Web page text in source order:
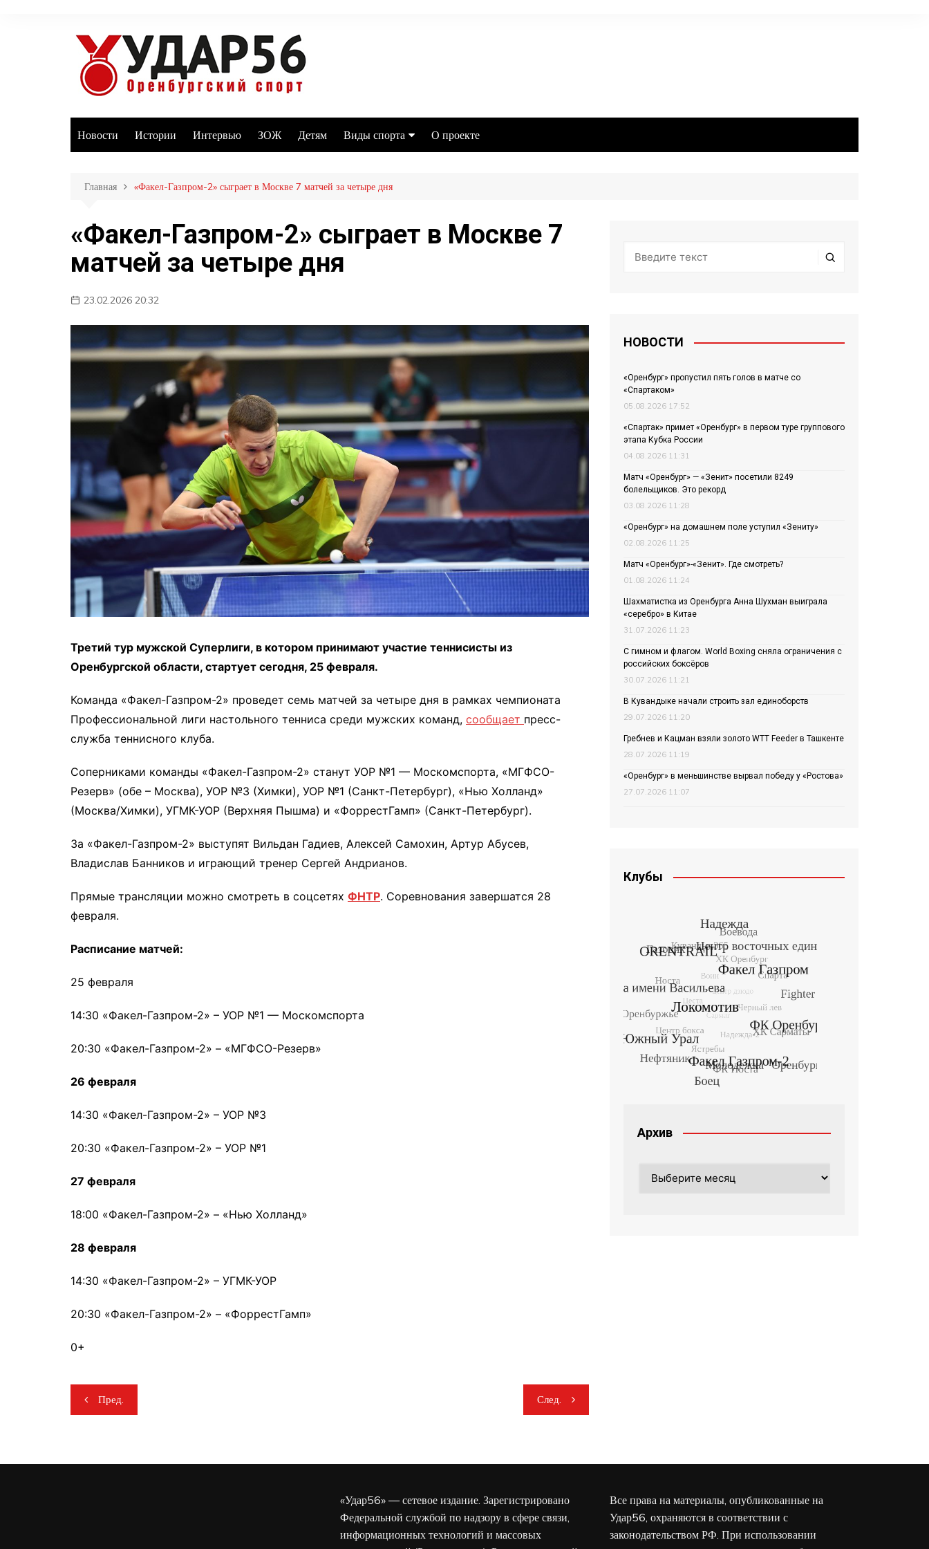
Новости Истории Интервью ЗОЖ Детям Виды спорта
MMA
Баскетбол
Бег
Дзюдо
Волейбол
Тяжелая атлетика
Водные виды спорта
Хоккей с мячом
Автоспорт
Остальное
О проекте
Главная «Факел-Газпром-2» сыграет в Москве 7 матчей за четыре дня
«Факел-Газпром-2» сыграет в Москве 7
матчей за четыре дня
23.02.2026 20:32
Третий тур мужской Суперлиги, в котором принимают участие теннисисты из
Оренбургской области, стартует сегодня, 25 февраля.
Команда «Факел-Газпром-2» проведет семь матчей за четыре дня в рамках чемпионата
Профессиональной лиги настольного тенниса среди мужских команд, сообщает пресс-
служба теннисного клуба.
Соперниками команды «Факел-Газпром-2» станут УОР №1 — Москомспорта, «МГФСО-
Резерв» (обе – Москва), УОР №3 (Химки), УОР №1 (Санкт-Петербург), «Нью Холланд»
(Москва/Химки), УГМК-УОР (Верхняя Пышма) и «ФоррестГамп» (Санкт-Петербург).
За «Факел-Газпром-2» выступят Вильдан Гадиев, Алексей Самохин, Артур Абусев,
Владислав Банников и играющий тренер Сергей Андрианов.
Прямые трансляции можно смотреть в соцсетях ФНТР. Соревнования завершатся 28
февраля.
Расписание матчей:
25 февраля
14:30 «Факел-Газпром-2» – УОР №1 — Москомспорта
20:30 «Факел-Газпром-2» – «МГФСО-Резерв»
26 февраля
14:30 «Факел-Газпром-2» – УОР №3
20:30 «Факел-Газпром-2» – УОР №1
27 февраля
18:00 «Факел-Газпром-2» – «Нью Холланд»
28 февраля
14:30 «Факел-Газпром-2» – УГМК-УОР
20:30 «Факел-Газпром-2» – «ФоррестГамп»
0+
Навигация
по
Пред. След.
НОВОСТИ
«Оренбург» пропустил пять голов в матче со
«Спартаком»
05.08.2026 17:52
«Спартак» примет «Оренбург» в первом туре группового
этапа Кубка России
04.08.2026 11:31
Матч «Оренбург» — «Зенит» посетили 8249
болельщиков. Это рекорд
03.08.2026 11:28
«Оренбург» на домашнем поле уступил «Зениту»
02.08.2026 11:25
Матч «Оренбург»-«Зенит». Где смотреть?
01.08.2026 11:24
Шахматистка из Оренбурга Анна Шухман выиграла
«серебро» в Китае
31.07.2026 11:23
С гимном и флагом. World Boxing сняла ограничения с
российских боксёров
30.07.2026 11:21
В Кувандыке начали строить зал единоборств
29.07.2026 11:20
Гребнев и Кацман взяли золото WTT Feeder в Ташкенте
28.07.2026 11:19
«Оренбург» в меньшинстве вырвал победу у «Ростова»
27.07.2026 11:07
Клубы
Архив
«Удар56» — сетевое издание. Зарегистрировано
Федеральной службой по надзору в сфере связи,
информационных технологий и массовых
Все права на материалы, опубликованные на
Удар56, охраняются в соответствии с
законодательством РФ. При использовании